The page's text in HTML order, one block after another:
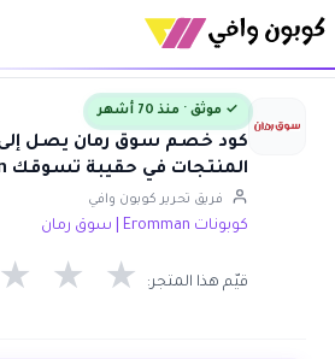
✓ موثق · منذ 70 أشهر
المنتجات في حقيبة تسوقك Eromman
فريق تحرير كوبون وافي
كوبونات Eromman | سوق رمان
قيّم هذا المتجر: ★ ★ ★